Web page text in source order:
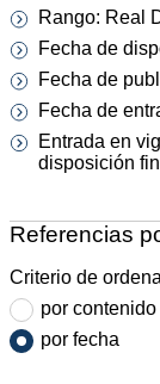
Rango: Real
Fecha de
Fecha de
Fecha de
Entrada en
disposición
Referencias
Criterio de
por contenido
por fecha